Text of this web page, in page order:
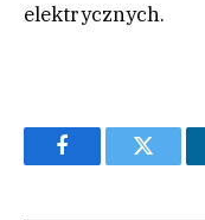
elektrycznych.
FacebookTwitter